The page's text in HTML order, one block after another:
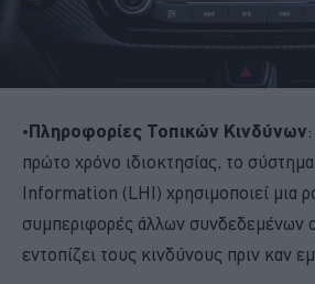
•Πληροφορίες Τοπικών Κινδύνων
πρώτο χρόνο ιδιοκτησίας, το
Information (LHI) χρησιμοποιεί μια
συμπεριφορές άλλων συνδεδεμένων
εντοπίζει τους κινδύνους πριν καν